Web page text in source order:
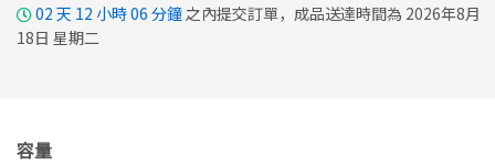
02 天 12 小時06 分鐘 之內提交訂單，成品送達時間為 2026年8月
18日 星期二
容量